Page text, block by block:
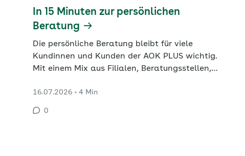
In 15 Minuten zur persönlichen
Beratung
Die persönliche Beratung bleibt für viele
Kundinnen und Kunden der AOK PLUS wichtig.
Mit einem Mix aus Filialen, Beratungsstellen,
die Gesundheitskasse ihre Erreichbarkeit
verbessern und die Nähe zu den Menschen in
16.07.2026 4 Min
0